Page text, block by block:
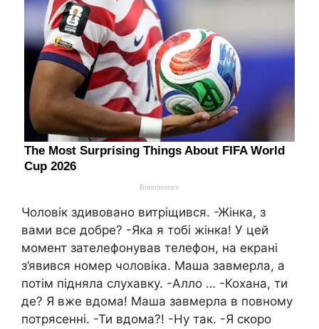
Чоловік здивовано витріщився. -Жінка, з
вами все добре? -Яка я тобі жінка! У цей
момент зателефонував телефон, на екрані
з’явився номер чоловіка. Маша завмерла, а
потім підняла слухавку. -Алло … -Кохана, ти
де? Я вже вдома! Маша завмерла в повному
потрясенні. -Ти вдома?! -Ну так. -Я скоро